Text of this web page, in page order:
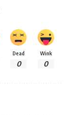
Dead
0
Wink
0